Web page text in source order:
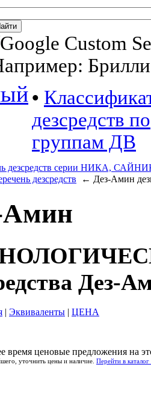
•
дезсредств по
группам ДВ
дезсредств ← Дез-Амин
Амин
Дез-
| Эквиваленты | ЦЕНА
время ценовые предложения на
уточнить цены и наличие. Перейти в